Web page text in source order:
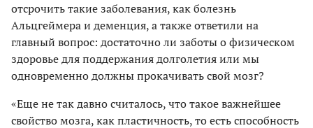
отсрочить такие заболевания, как болезнь
Альцгеймера и деменция, а также ответили на
главный вопрос: достаточно ли заботы о физическом
здоровье для поддержания долголетия или мы
одновременно должны прокачивать свой мозг?
«Еще не так давно считалось, что такое важнейшее
свойство мозга, как пластичность, то есть способность